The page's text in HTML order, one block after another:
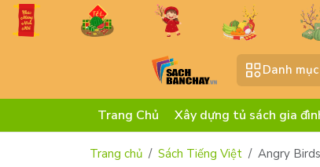
Danh mục
Trang Chủ Xây dựng tủ sách gia
Trang chủ Sách Tiếng Việt Angry